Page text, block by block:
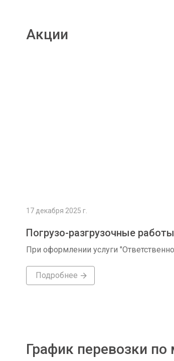
Акции
17 декабря 2025 г.
Погрузо-разгрузочные
При оформлении услуги
Подробнее
График перевозки